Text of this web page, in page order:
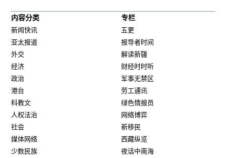
内容分类
新闻快讯
亚太报道
外交
经济
政治
港台
科教文
人权法治
社会
媒体网络
少数民族
专栏
五更
报导者时间
解读新疆
财经时时听
军事无禁区
劳工通讯
绿色情报员
网络博弈
新移民
西藏纵览
夜话中南海